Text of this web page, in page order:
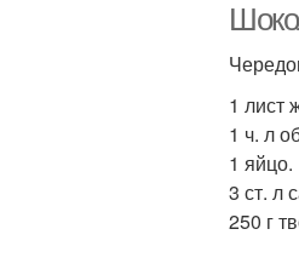
1 лист
1 ч. л
1 яйцо.
3 ст. л
250 г